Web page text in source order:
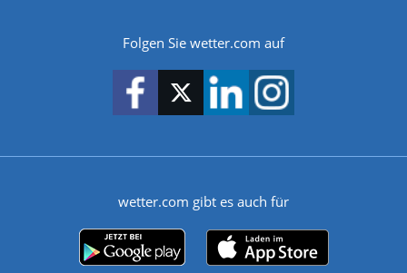
Folgen Sie wetter.com auf
wetter.com gibt es auch für